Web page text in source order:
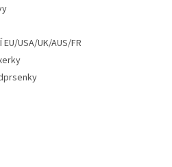
EU/USA/UK/AUS/FR